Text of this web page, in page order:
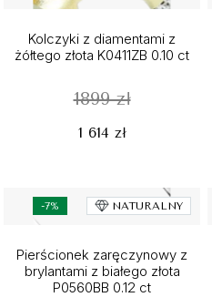
Kolczyki z diamentami z
żółtego złota K0411ZB 0.10 ct
1899 zł
1 614 zł
-7% NATURALNY
Pierścionek zaręczynowy z
brylantami z białego złota
P0560BB 0.12 ct